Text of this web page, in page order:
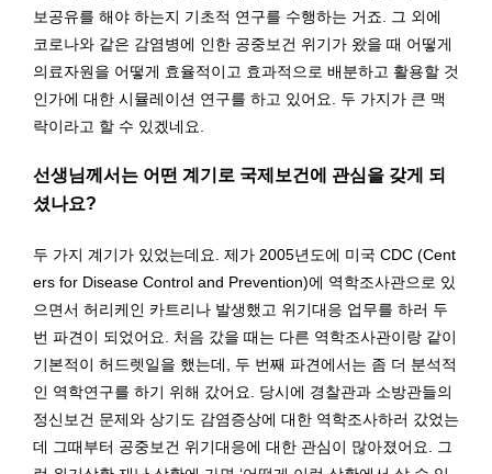
보공유를 해야 하는지 기초적 연구를 수행하는 거죠. 그 외에
코로나와 같은 감염병에 인한 공중보건 위기가 왔을 때 어떻게
의료자원을 어떻게 효율적이고 효과적으로 배분하고 활용할 것
인가에 대한 시뮬레이션 연구를 하고 있어요. 두 가지가 큰 맥
락이라고 할 수 있겠네요.
선생님께서는 어떤 계기로 국제보건에 관심을 갖게 되
셨나요?
두 가지 계기가 있었는데요. 제가 2005년도에 미국 CDC (Cent
ers for Disease Control and Prevention)에 역학조사관으로 있
으면서 허리케인 카트리나 발생했고 위기대응 업무를 하러 두
번 파견이 되었어요. 처음 갔을 때는 다른 역학조사관이랑 같이
기본적이 허드렛일을 했는데, 두 번째 파견에서는 좀 더 분석적
인 역학연구를 하기 위해 갔어요. 당시에 경찰관과 소방관들의
정신보건 문제와 상기도 감염증상에 대한 역학조사하러 갔었는
데 그때부터 공중보건 위기대응에 대한 관심이 많아졌어요. 그